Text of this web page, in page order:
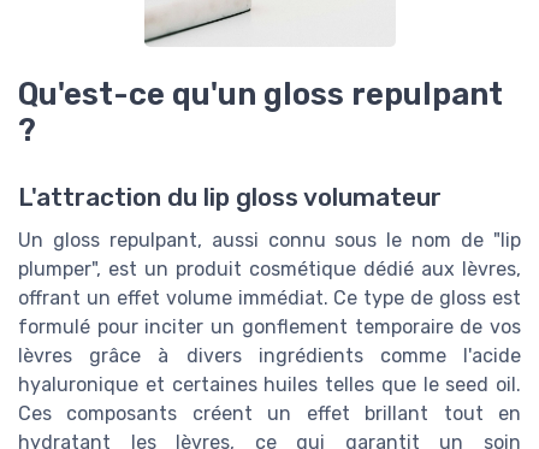
Qu'est-ce qu'un gloss repulpant
?
L'attraction du lip gloss volumateur
Un gloss repulpant, aussi connu sous le nom de "lip
plumper", est un produit cosmétique dédié aux lèvres,
offrant un effet volume immédiat. Ce type de gloss est
formulé pour inciter un gonflement temporaire de vos
lèvres grâce à divers ingrédients comme l'acide
hyaluronique et certaines huiles telles que le seed oil.
Ces composants créent un effet brillant tout en
hydratant les lèvres, ce qui garantit un soin